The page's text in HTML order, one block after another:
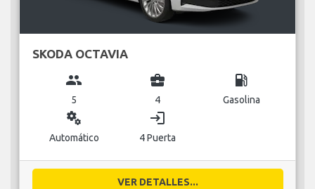
SKODA OCTAVIA
group
5
business_center
4
local_gas_station
Gasolina
miscellaneous_services
Automático
login
4 Puerta
VER DETALLES...